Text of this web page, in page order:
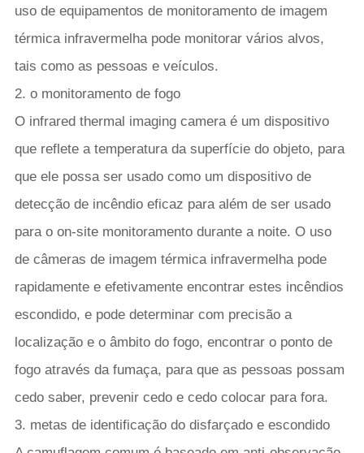
uso de equipamentos de monitoramento de imagem
térmica infravermelha pode monitorar vários alvos,
tais como as pessoas e veículos.
2. o monitoramento de fogo
O infrared thermal imaging camera é um dispositivo
que reflete a temperatura da superfície do objeto, para
que ele possa ser usado como um dispositivo de
detecção de incêndio eficaz para além de ser usado
para o on-site monitoramento durante a noite. O uso
de câmeras de imagem térmica infravermelha pode
rapidamente e efetivamente encontrar estes incêndios
escondido, e pode determinar com precisão a
localização e o âmbito do fogo, encontrar o ponto de
fogo através da fumaça, para que as pessoas possam
cedo saber, prevenir cedo e cedo colocar para fora.
3. metas de identificação do disfarçado e escondido